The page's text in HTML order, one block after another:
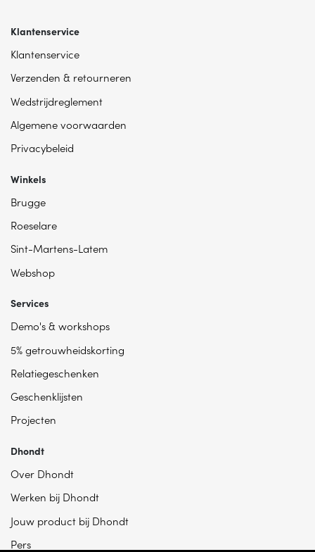
Klantenservice
Klantenservice
Verzenden & retourneren
Wedstrijdreglement
Algemene voorwaarden
Privacybeleid
Winkels
Brugge
Roeselare
Sint-Martens-Latem
Webshop
Services
Demo's & workshops
5% getrouwheidskorting
Relatiegeschenken
Geschenklijsten
Projecten
Dhondt
Over Dhondt
Werken bij Dhondt
Jouw product bij Dhondt
Pers